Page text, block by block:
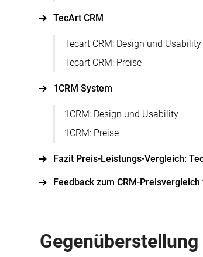
TecArt CRM
Tecart CRM: Design und Usability
Tecart CRM: Preise
1CRM System
1CRM: Design und Usability
1CRM: Preise
Fazit Preis-Leistungs-Vergleich:
Feedback zum CRM-